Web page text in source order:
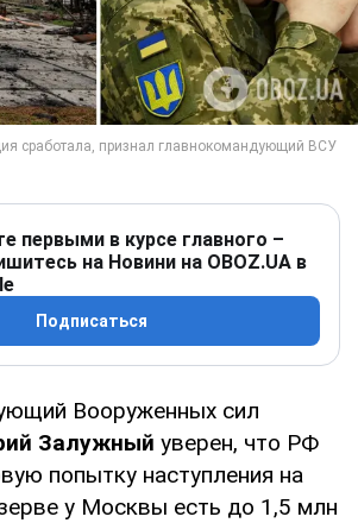
первыми в курсе главного –
на Новини на OBOZ.UA в
Подписаться
Вооруженных сил
Залужный уверен, что РФ
попытку наступления на
у Москвы есть до 1,5 млн